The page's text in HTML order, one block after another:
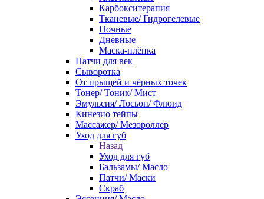
Карбокситерапия
Тканевые/ Гидрогелевые
Ночные
Дневные
Маска-плёнка
Патчи для век
Сыворотка
От прыщей и чёрных точек
Тонер/ Тоник/ Мист
Эмульсия/ Лосьон/ Флюид
Кинезио тейпы
Массажер/ Мезороллер
Уход для губ
Назад
Уход для губ
Бальзамы/ Масло
Патчи/ Маски
Скраб